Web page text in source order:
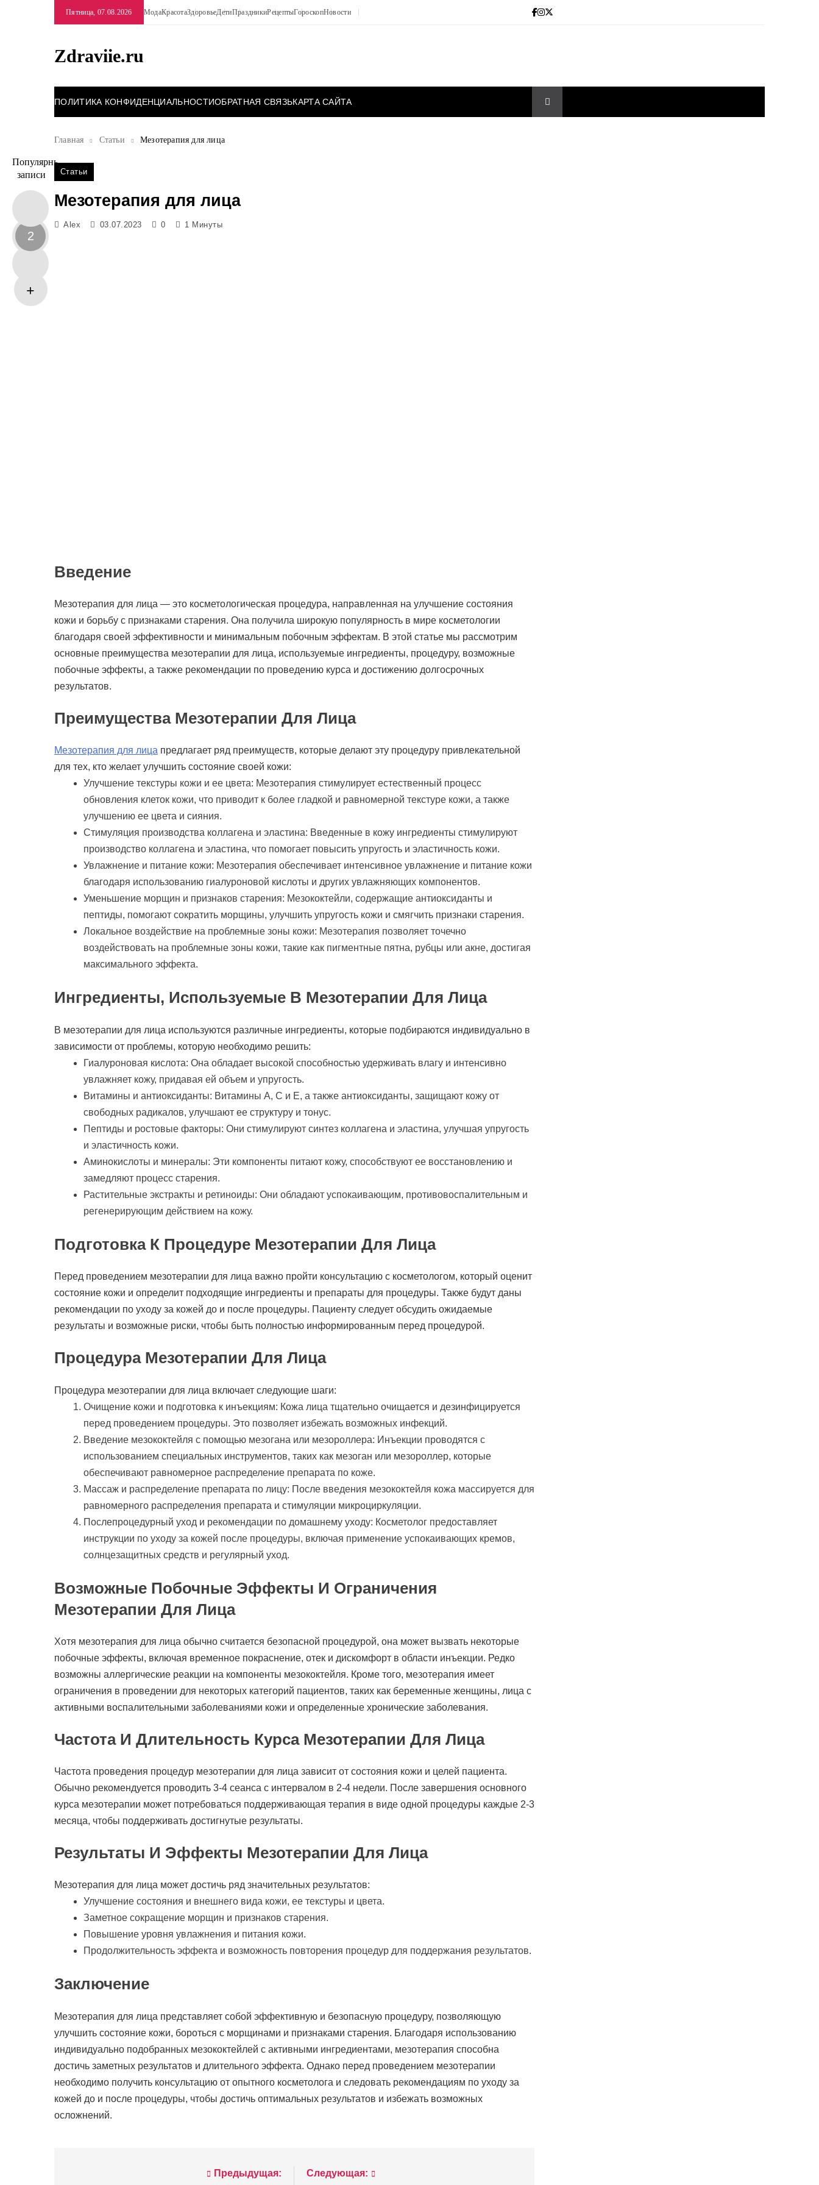
Пятница, 07.08.2026 МодаКрасотаЗдоровьеДетиПраздникиРецептыГороскопНовости
Zdraviie.ru
ПОЛИТИКА КОНФИДЕНЦИАЛЬНОСТИОБРАТНАЯ СВЯЗЬКАРТА САЙТА
Главная Статьи Мезотерапия для лица
Популярные
записи
2
Статьи
Мезотерапия для лица
Alex 03.07.2023 0 1 Минуты
Введение
Мезотерапия для лица — это косметологическая процедура, направленная на улучшение состояния
кожи и борьбу с признаками старения. Она получила широкую популярность в мире косметологии
благодаря своей эффективности и минимальным побочным эффектам. В этой статье мы рассмотрим
основные преимущества мезотерапии для лица, используемые ингредиенты, процедуру, возможные
побочные эффекты, а также рекомендации по проведению курса и достижению долгосрочных
результатов.
Преимущества Мезотерапии Для Лица
Мезотерапия для лица предлагает ряд преимуществ, которые делают эту процедуру привлекательной
для тех, кто желает улучшить состояние своей кожи:
Улучшение текстуры кожи и ее цвета: Мезотерапия стимулирует естественный процесс
обновления клеток кожи, что приводит к более гладкой и равномерной текстуре кожи, а также
улучшению ее цвета и сияния.
Стимуляция производства коллагена и эластина: Введенные в кожу ингредиенты стимулируют
производство коллагена и эластина, что помогает повысить упругость и эластичность кожи.
Увлажнение и питание кожи: Мезотерапия обеспечивает интенсивное увлажнение и питание кожи
благодаря использованию гиалуроновой кислоты и других увлажняющих компонентов.
Уменьшение морщин и признаков старения: Мезококтейли, содержащие антиоксиданты и
пептиды, помогают сократить морщины, улучшить упругость кожи и смягчить признаки старения.
Локальное воздействие на проблемные зоны кожи: Мезотерапия позволяет точечно
воздействовать на проблемные зоны кожи, такие как пигментные пятна, рубцы или акне, достигая
максимального эффекта.
Ингредиенты, Используемые В Мезотерапии Для Лица
В мезотерапии для лица используются различные ингредиенты, которые подбираются индивидуально в
зависимости от проблемы, которую необходимо решить:
Гиалуроновая кислота: Она обладает высокой способностью удерживать влагу и интенсивно
увлажняет кожу, придавая ей объем и упругость.
Витамины и антиоксиданты: Витамины A, C и E, а также антиоксиданты, защищают кожу от
свободных радикалов, улучшают ее структуру и тонус.
Пептиды и ростовые факторы: Они стимулируют синтез коллагена и эластина, улучшая упругость
и эластичность кожи.
Аминокислоты и минералы: Эти компоненты питают кожу, способствуют ее восстановлению и
замедляют процесс старения.
Растительные экстракты и ретиноиды: Они обладают успокаивающим, противовоспалительным и
регенерирующим действием на кожу.
Подготовка К Процедуре Мезотерапии Для Лица
Перед проведением мезотерапии для лица важно пройти консультацию с косметологом, который оценит
состояние кожи и определит подходящие ингредиенты и препараты для процедуры. Также будут даны
рекомендации по уходу за кожей до и после процедуры. Пациенту следует обсудить ожидаемые
результаты и возможные риски, чтобы быть полностью информированным перед процедурой.
Процедура Мезотерапии Для Лица
Процедура мезотерапии для лица включает следующие шаги:
Очищение кожи и подготовка к инъекциям: Кожа лица тщательно очищается и дезинфицируется
перед проведением процедуры. Это позволяет избежать возможных инфекций.
Введение мезококтейля с помощью мезогана или мезороллера: Инъекции проводятся с
использованием специальных инструментов, таких как мезоган или мезороллер, которые
обеспечивают равномерное распределение препарата по коже.
Массаж и распределение препарата по лицу: После введения мезококтейля кожа массируется для
равномерного распределения препарата и стимуляции микроциркуляции.
Послепроцедурный уход и рекомендации по домашнему уходу: Косметолог предоставляет
инструкции по уходу за кожей после процедуры, включая применение успокаивающих кремов,
солнцезащитных средств и регулярный уход.
Возможные Побочные Эффекты И Ограничения
Мезотерапии Для Лица
Хотя мезотерапия для лица обычно считается безопасной процедурой, она может вызвать некоторые
побочные эффекты, включая временное покраснение, отек и дискомфорт в области инъекции. Редко
возможны аллергические реакции на компоненты мезококтейля. Кроме того, мезотерапия имеет
ограничения в проведении для некоторых категорий пациентов, таких как беременные женщины, лица с
активными воспалительными заболеваниями кожи и определенные хронические заболевания.
Частота И Длительность Курса Мезотерапии Для Лица
Частота проведения процедур мезотерапии для лица зависит от состояния кожи и целей пациента.
Обычно рекомендуется проводить 3-4 сеанса с интервалом в 2-4 недели. После завершения основного
курса мезотерапии может потребоваться поддерживающая терапия в виде одной процедуры каждые 2-3
месяца, чтобы поддерживать достигнутые результаты.
Результаты И Эффекты Мезотерапии Для Лица
Мезотерапия для лица может достичь ряд значительных результатов:
Улучшение состояния и внешнего вида кожи, ее текстуры и цвета.
Заметное сокращение морщин и признаков старения.
Повышение уровня увлажнения и питания кожи.
Продолжительность эффекта и возможность повторения процедур для поддержания результатов.
Заключение
Мезотерапия для лица представляет собой эффективную и безопасную процедуру, позволяющую
улучшить состояние кожи, бороться с морщинами и признаками старения. Благодаря использованию
индивидуально подобранных мезококтейлей с активными ингредиентами, мезотерапия способна
достичь заметных результатов и длительного эффекта. Однако перед проведением мезотерапии
необходимо получить консультацию от опытного косметолога и следовать рекомендациям по уходу за
кожей до и после процедуры, чтобы достичь оптимальных результатов и избежать возможных
осложнений.
Предыдущая: Следующая: